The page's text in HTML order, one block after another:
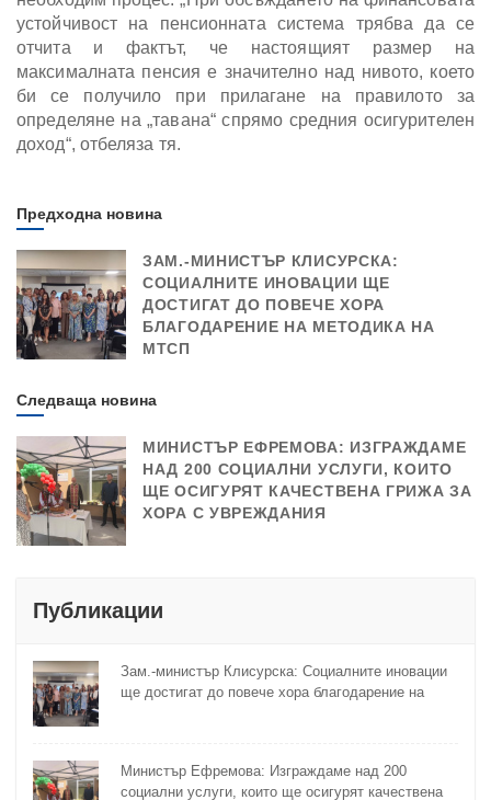
устойчивост на пенсионната система трябва да се
отчита и фактът, че настоящият размер на
максималната пенсия е значително над нивото, което
би се получило при прилагане на правилото за
определяне на „тавана“ спрямо средния осигурителен
доход“, отбеляза тя.
Предходна новина
ЗАМ.-МИНИСТЪР КЛИСУРСКА:
СОЦИАЛНИТЕ ИНОВАЦИИ ЩЕ
ДОСТИГАТ ДО ПОВЕЧЕ ХОРА
БЛАГОДАРЕНИЕ НА МЕТОДИКА НА
МТСП
Следваща новина
МИНИСТЪР ЕФРЕМОВА: ИЗГРАЖДАМЕ
НАД 200 СОЦИАЛНИ УСЛУГИ, КОИТО
ЩЕ ОСИГУРЯТ КАЧЕСТВЕНА ГРИЖА ЗА
ХОРА С УВРЕЖДАНИЯ
Публикации
Зам.-министър Клисурска: Социалните иновации
ще достигат до повече хора благодарение на
Министър Ефремова: Изграждаме над 200
социални услуги, които ще осигурят качествена